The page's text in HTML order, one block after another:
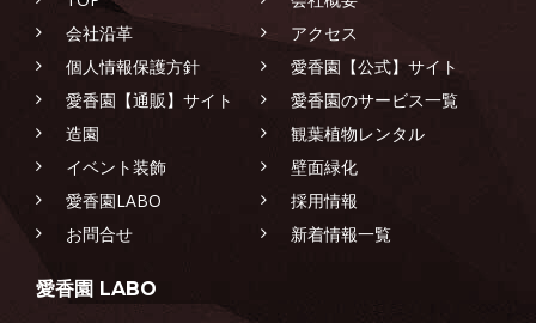
会社沿革
アクセス
個人情報保護方針
愛香園【公式】サイト
愛香園【通販】サイト
愛香園のサービス一覧
造園
観葉植物レンタル
イベント装飾
壁面緑化
愛香園LABO
採用情報
お問合せ
新着情報一覧
愛香園 LABO